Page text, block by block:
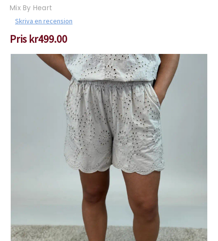
Mix By Heart
Skriva en recension
Pris kr499.00